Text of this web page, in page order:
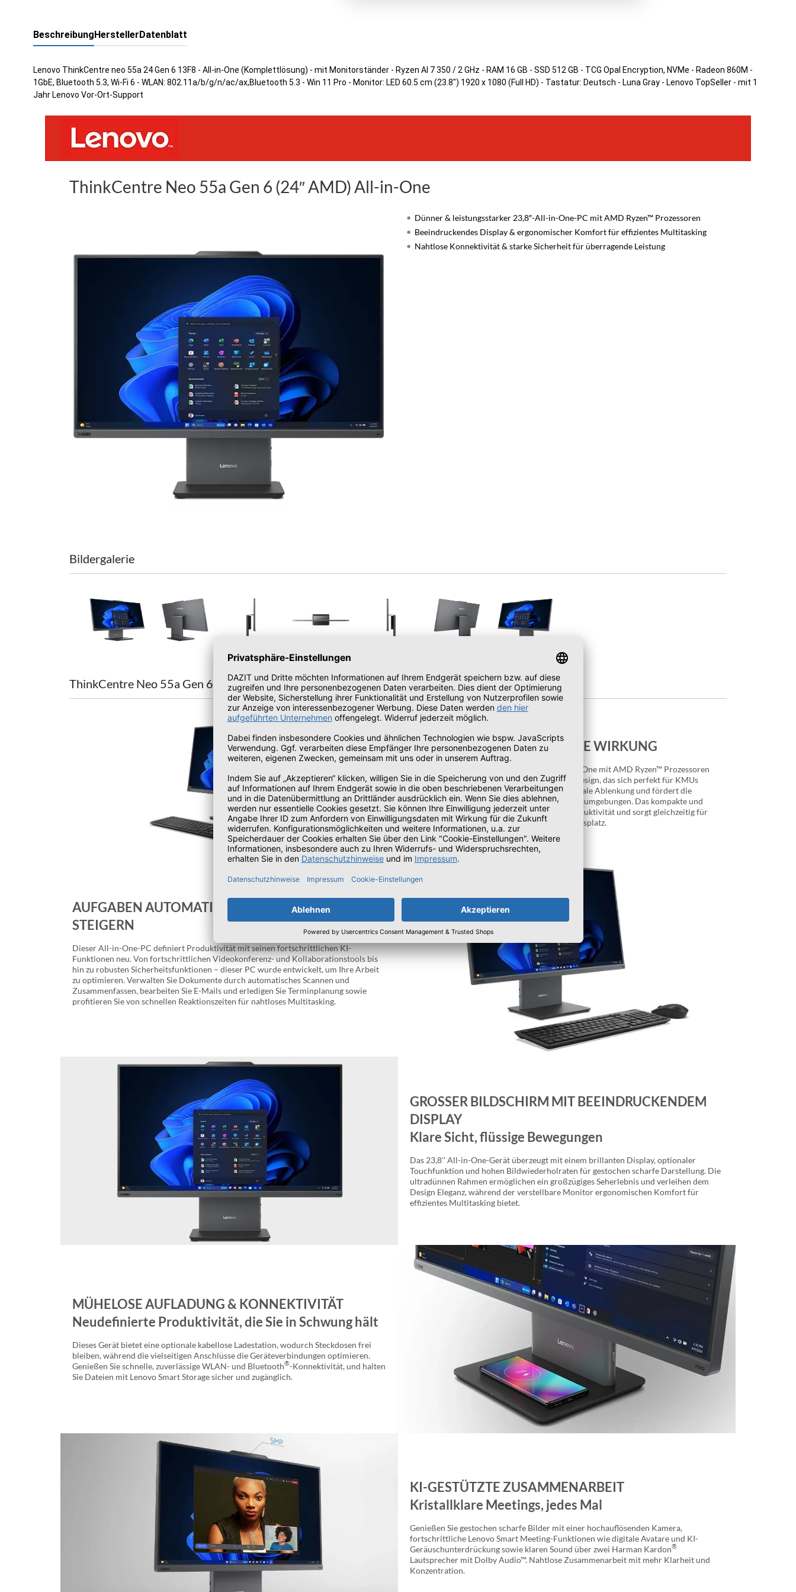
BeschreibungHerstellerDatenblatt
Lenovo ThinkCentre neo 55a 24 Gen 6 13F8 - All-in-One (Komplettlösung) - mit Monitorständer - Ryzen AI 7 350 / 2 GHz - RAM 16 GB - SSD 512 GB - TCG Opal Encryption, NVMe - Radeon 860M -
1GbE, Bluetooth 5.3, Wi-Fi 6 - WLAN: 802.11a/b/g/n/ac/ax,Bluetooth 5.3 - Win 11 Pro - Monitor: LED 60.5 cm (23.8") 1920 x 1080 (Full HD) - Tastatur: Deutsch - Luna Gray - Lenovo TopSeller - mit 1
Jahr Lenovo Vor-Ort-Support
ThinkCentre Neo 55a Gen 6 (24″ AMD) All-in-One
Dünner & leistungsstarker 23,8″-All-in-One-PC mit AMD Ryzen™ Prozessoren
Beeindruckendes Display & ergonomischer Komfort für effizientes Multitasking
Nahtlose Konnektivität & starke Sicherheit für überragende Leistung
Bildergalerie
ThinkCentre Neo 55a Gen 6 (24″ AMD) All-in-One | Funktionen
SCHLANKES DESIGN, GROSSE WIRKUNG
Das Lenovo ThinkCentre Neo 55a Gen 6 All-in-One mit AMD Ryzen™ Prozessoren
verfügt über ein platzsparendes, ultraflaches Design, das sich perfekt für KMUs
eignet. Das ultraleise Geräusch sorgt für minimale Ablenkung und fördert die
Konzentration in geschäftigen hybriden Arbeitsumgebungen. Das kompakte und
dennoch leistungsstarke Gerät steigert die Produktivität und sorgt gleichzeitig für
einen aufgeräumten und professionellen Arbeitsplatz.
AUFGABEN AUTOMATISIEREN, ERGEBNISSE
STEIGERN
Dieser All-in-One-PC definiert Produktivität mit seinen fortschrittlichen KI-
Funktionen neu. Von fortschrittlichen Videokonferenz- und Kollaborationstools bis
hin zu robusten Sicherheitsfunktionen – dieser PC wurde entwickelt, um Ihre Arbeit
zu optimieren. Verwalten Sie Dokumente durch automatisches Scannen und
Zusammenfassen, bearbeiten Sie E-Mails und erledigen Sie Terminplanung sowie
profitieren Sie von schnellen Reaktionszeiten für nahtloses Multitasking.
GROSSER BILDSCHIRM MIT BEEINDRUCKENDEM
DISPLAY
Klare Sicht, flüssige Bewegungen
Das 23,8'' All-in-One-Gerät überzeugt mit einem brillanten Display, optionaler
Touchfunktion und hohen Bildwiederholraten für gestochen scharfe Darstellung. Die
ultradünnen Rahmen ermöglichen ein großzügiges Seherlebnis und verleihen dem
Design Eleganz, während der verstellbare Monitor ergonomischen Komfort für
effizientes Multitasking bietet.
MÜHELOSE AUFLADUNG & KONNEKTIVITÄT
Neudefinierte Produktivität, die Sie in Schwung hält
Dieses Gerät bietet eine optionale kabellose Ladestation, wodurch Steckdosen frei
bleiben, während die vielseitigen Anschlüsse die Geräteverbindungen optimieren.
Genießen Sie schnelle, zuverlässige WLAN- und Bluetooth®-Konnektivität, und halten
Sie Dateien mit Lenovo Smart Storage sicher und zugänglich.
KI-GESTÜTZTE ZUSAMMENARBEIT
Kristallklare Meetings, jedes Mal
Genießen Sie gestochen scharfe Bilder mit einer hochauflösenden Kamera,
fortschrittliche Lenovo Smart Meeting-Funktionen wie digitale Avatare und KI-
Geräuschunterdrückung sowie klaren Sound über zwei Harman Kardon®
Lautsprecher mit Dolby Audio™. Nahtlose Zusammenarbeit mit mehr Klarheit und
Konzentration.